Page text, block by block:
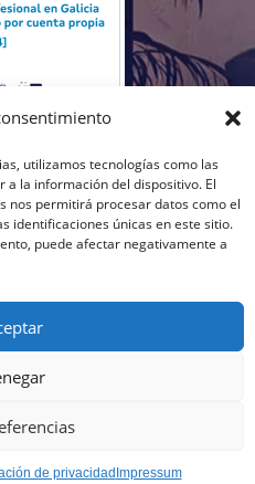
utilizamos tecnologías como las
la información del dispositivo. El
nos permitirá procesar datos como el
identificaciones únicas en este sitio.
puede afectar negativamente a
de privacidad Impressum